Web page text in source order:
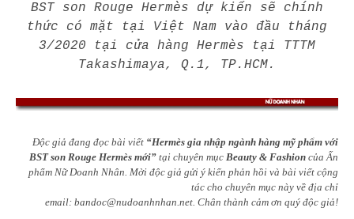
BST son Rouge Hermès dự kiến sẽ chính
thức có mặt tại Việt Nam vào đầu tháng
3/2020 tại cửa hàng Hermès tại TTTM
Takashimaya, Q.1, TP.HCM.
Độc giả đang đọc bài viết “Hermès gia nhập ngành hàng mỹ phẩm với
BST son Rouge Hermès mới” tại chuyên mục Beauty & Fashion của Ấn
phẩm Nữ Doanh Nhân. Mời độc giả gửi ý kiến phản hồi và bài viết cộng
tác cho chuyên mục này về địa chỉ
email: bandoc@nudoanhnhan.net Chân thành cảm ơn quý độc giả!